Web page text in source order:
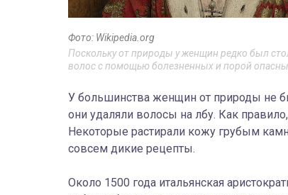
Фото: Wikipedia.org
Поскольку от природы у женщин редко был
волос с помощью болезненных и порой
У большинства женщин от природы не
они удаляли волосы на лбу. Как
Некоторые растирали кожу грубым
совсем дикие рецепты.
Около 1500 года итальянская